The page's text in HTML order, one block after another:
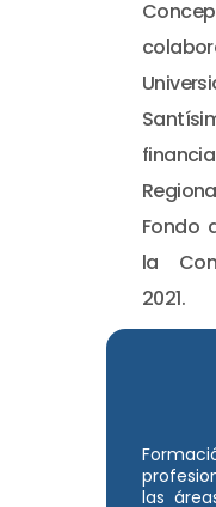
las
Fondo
la
2021.